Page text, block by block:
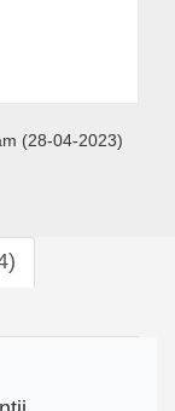
(28-04-2023)